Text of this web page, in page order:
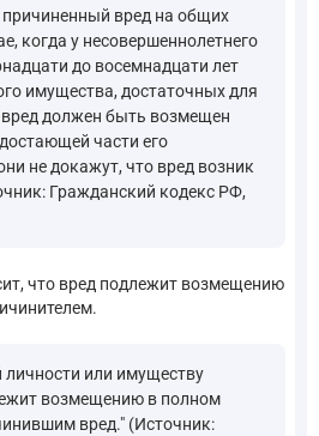
причиненный вред на общих
когда у несовершеннолетнего
до восемнадцати лет
имущества, достаточных для
должен быть возмещен
части его
не докажут, что вред возник
Гражданский кодекс РФ,
что вред подлежит возмещению
или имуществу
возмещению в полном
вред." (Источник: